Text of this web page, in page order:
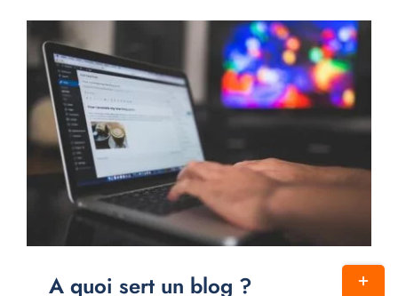
A quoi sert un blog ?